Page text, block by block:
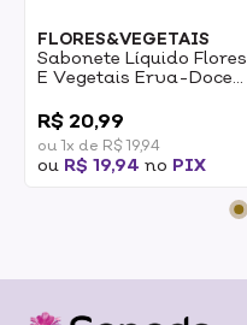
FLORES&VEGETAIS
Sabonete Líquido Flores
E Vegetais Erva-Doce
R$ 20,99
ou 1x de R$ 19,94
ou R$ 19,94 no PIX